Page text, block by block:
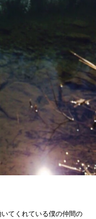
てくれている僕の仲間の